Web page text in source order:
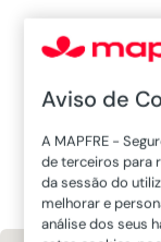
Loja
Aviso de
A MAPFRE -
de terceiros para
da sessão do
melhorar e
análise dos seus